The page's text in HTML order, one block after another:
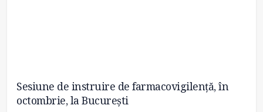
Sesiune de instruire de farmacovigilență, în
octombrie, la București